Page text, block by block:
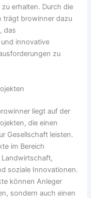
erhalten. Durch die
trägt browinner dazu
das
innovative
zu
liegt auf der
die einen
Gesellschaft leisten.
im Bereich
Landwirtschaft,
soziale Innovationen.
können Anleger
sondern auch einen